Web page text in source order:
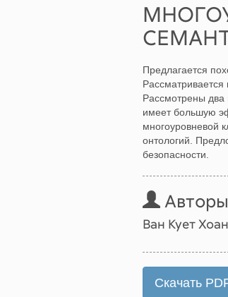
Предлагается
Рассмотрены два
имеет большую
многоуровневой
онтологий.
безопасности.
Ван Кует
Скачать